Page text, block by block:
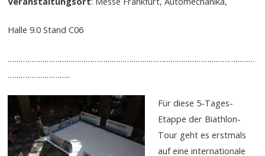
Halle 9.0 Stand C06
……………………………………………………………………………………………………
………………………..
Für diese 5-Tages-
Etappe der Biathlon-
Tour geht es erstmals
auf eine internationale